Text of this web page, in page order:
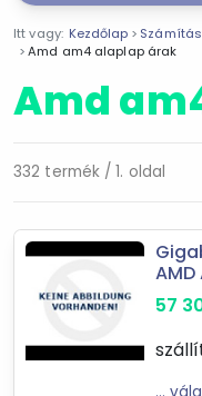
Segítünk a
Válaszd ki a
Termékjellemzők
Socket AM1
AMD
MSI
Ár szűrése
Itt vagy: Kezdőlap
Amd am4 alaplap árak
Amd
332 termék / 1. oldal
57